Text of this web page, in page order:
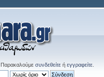
. Παρακαλούμε συνδεθείτε ή εγγραφείτε